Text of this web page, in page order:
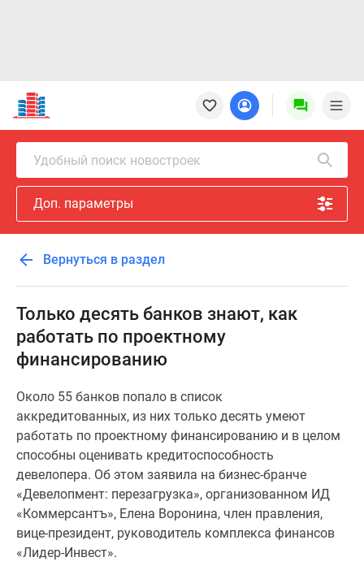
Новостройки
Квартиры
Ипотека
Новостройки
Москвы
Новостройки
Подмосковья
Новостройки
Москвы
Готовые
новостройки
Новостройки
карте
предложения
Коммерческие
помещения
Продавцы
застройщики
Панорамы
новостроек
Видеообзор
Удобный поиск новостроек
Доп. параметры
Вернуться в раздел
Только десять банков знают, как
работать по проектному
финансированию
Около 55 банков попало в список
аккредитованных, из них только десять умеют
работать по проектному финансированию и в целом
способны оценивать кредитоспособность
девелопера. Об этом заявила на бизнес-бранче
«Девелопмент: перезагрузка», организованном ИД
«Коммерсантъ», Елена Воронина, член правления,
вице-президент, руководитель комплекса финансов
«Лидер-Инвест».